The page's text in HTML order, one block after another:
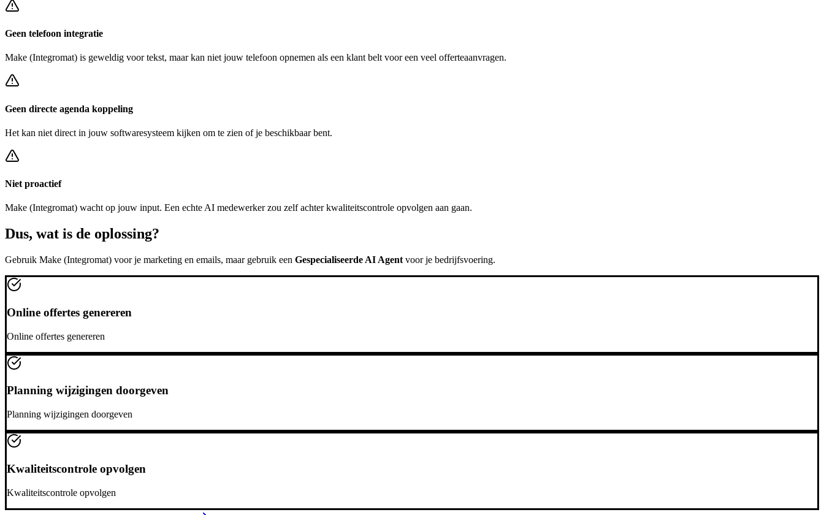
Geen telefoon integratie
Make (Integromat) is geweldig voor tekst, maar kan niet jouw telefoon opnemen als een klant belt voor een veel offerteaanvragen.
Geen directe agenda koppeling
Het kan niet direct in jouw softwaresysteem kijken om te zien of je beschikbaar bent.
Niet proactief
Make (Integromat) wacht op jouw input. Een echte AI medewerker zou zelf achterkwaliteitscontrole opvolgen aan gaan.
Dus, wat is de oplossing?
Gebruik Make (Integromat) voor je marketing en emails, maar gebruik een Gespecialiseerde AI Agent voor je bedrijfsvoering.
Online offertes genereren
Online offertes genereren
Planning wijzigingen doorgeven
Planning wijzigingen doorgeven
Kwaliteitscontrole opvolgen
Kwaliteitscontrole opvolgen